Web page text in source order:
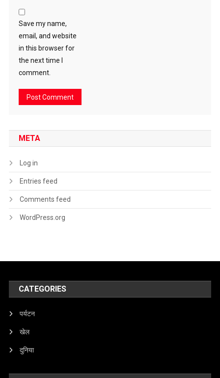
Save my name,
email, and website
in this browser for
the next time I
comment.
META
Log in
Entries feed
Comments feed
WordPress.org
CATEGORIES
पर्यटन
खेल
दुनिया